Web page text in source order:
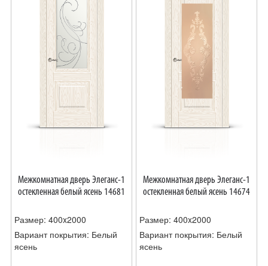
Межкомнатная дверь Элеганс-1
остекленная белый ясень 14681
Размер: 400x2000
Вариант покрытия: Белый
ясень
Межкомнатная дверь Элеганс-1
остекленная белый ясень 14674
Размер: 400x2000
Вариант покрытия: Белый
ясень